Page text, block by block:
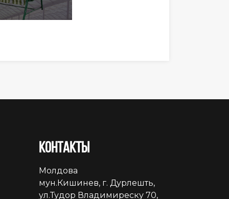
Контакты
Молдова
мун.Кишинев, г. Дурлешть,
ул.Тудор Владимиреску 70,